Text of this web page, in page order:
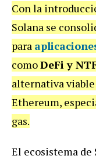
Con la
Solana se
para
comoDeFi y
alternativa
Ethereum,
gas.
El ecosistema de